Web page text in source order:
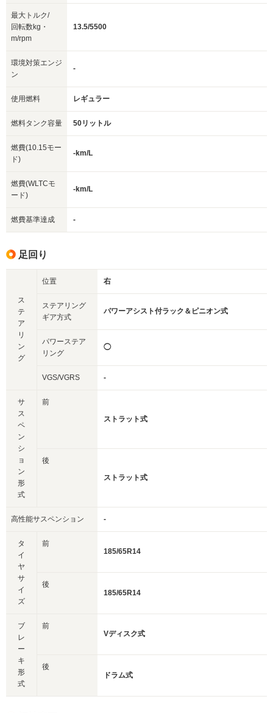
最大トルク/
回転数kg・
m/rpm
13.5/5500
環境対策エンジ
ン
-
使用燃料 レギュラー
燃料タンク容量 50リットル
燃費(10.15モー
ド)
-km/L
燃費(WLTCモ
ード)
-km/L
燃費基準達成 -
足回り
ス
テ
ア
リ
ン
グ
位置 右
ステアリング
ギア方式
パワーアシスト付ラック＆ピニオン式
パワーステア
リング
◯
VGS/VGRS -
サ
ス
ペ
ン
シ
ョ
ン
形
式
前
ストラット式
後
ストラット式
高性能サスペンション -
タ
イ
ヤ
サ
イ
ズ
前
185/65R14
後
185/65R14
ブ
レ
ー
キ
形
式
前
Vディスク式
後
ドラム式